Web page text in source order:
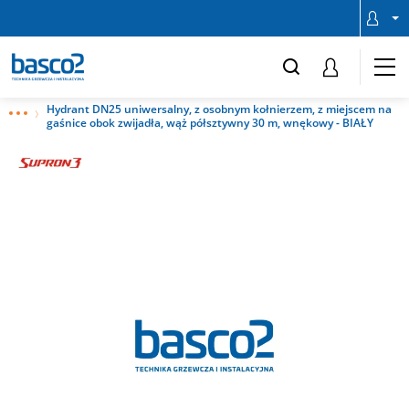
Hydrant DN25 uniwersalny, z osobnym kołnierzem, z miejscem na
gaśnice obok zwijadła, wąż półsztywny 30 m, wnękowy - BIAŁY